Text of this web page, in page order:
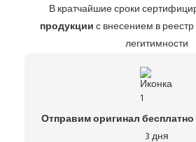
В кратчайшие сроки
продукциис внесением в
легитимности
Отправим оригинал бесплатно
3 дня